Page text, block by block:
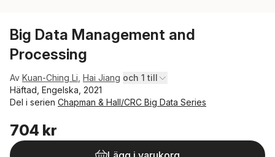
Big Data Management and
Processing
Av Kuan-Ching Li Hai Jiang och 1 till
Häftad, Engelska, 2021
Del i serien Chapman & Hall/CRC Big Data Series
704 kr